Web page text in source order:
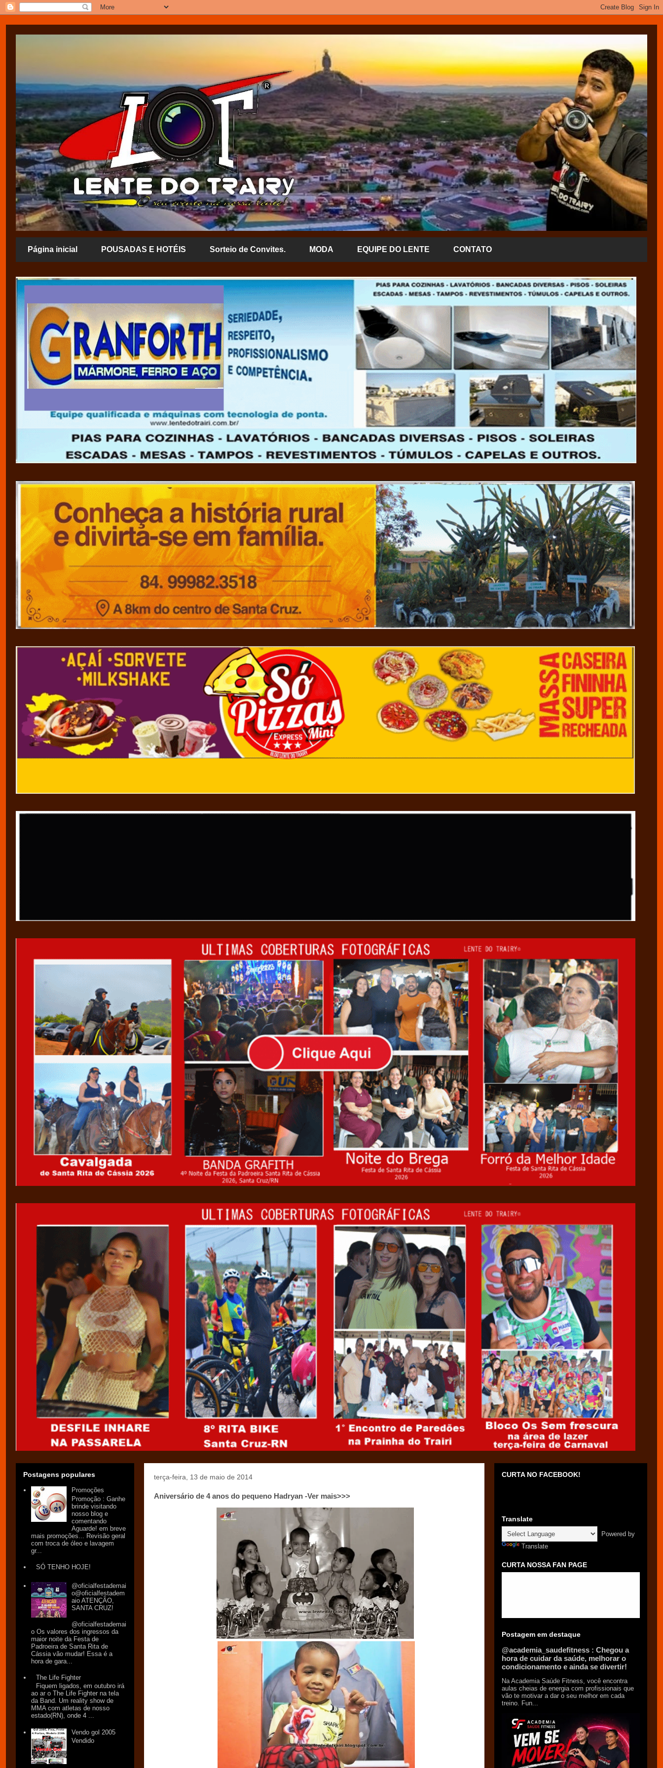
Página inicial POUSADAS E HOTÉIS Sorteio de Convites. MODA EQUIPE DO LENTE CONTATO
terça-feira, 13 de maio de 2014
Aniversário de 4 anos do pequeno Hadryan -Ver mais>>>
Postagens populares
Promoções
Promoção : Ganhe
brinde visitando
nosso blog e
comentando
Aguarde! em breve
mais promoções... Revisão geral
com troca de óleo e lavagem
gr...
SÓ TENHO HOJE!
@oficialfestademai
o@oficialfestadem
aio ATENÇÃO,
SANTA CRUZ!
@oficialfestademai
o Os valores dos ingressos da
maior noite da Festa de
Padroeira de Santa Rita de
Cássia vão mudar! Essa é a
hora de gara...
The Life Fighter
Fiquem ligados, em outubro irá
ao ar o The Life Fighter na tela
da Band. Um reality show de
MMA com atletas de nosso
estado(RN), onde 4 ...
Vendo gol 2005
Vendido
CURTA NO FACEBOOK!
Translate
Powered by
Translate
CURTA NOSSA FAN PAGE
Postagem em destaque
@academia_saudefitness : Chegou a
hora de cuidar da saúde, melhorar o
condicionamento e ainda se divertir!
Na Academia Saúde Fitness, você encontra
aulas cheias de energia com profissionais que
vão te motivar a dar o seu melhor em cada
treino. Fun...